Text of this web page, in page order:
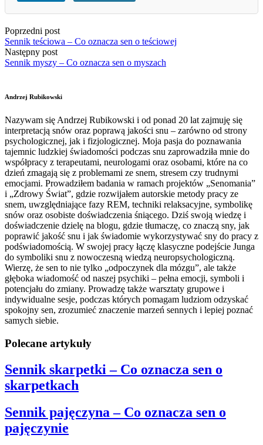
Poprzedni post
Sennik teściowa – Co oznacza sen o teściowej
Następny post
Sennik myszy – Co oznacza sen o myszach
Andrzej Rubikowski
Nazywam się Andrzej Rubikowski i od ponad 20 lat zajmuję się
interpretacją snów oraz poprawą jakości snu – zarówno od strony
psychologicznej, jak i fizjologicznej. Moja pasja do poznawania
tajemnic ludzkiej świadomości podczas snu zaprowadziła mnie do
współpracy z terapeutami, neurologami oraz osobami, które na co
dzień zmagają się z problemami ze snem, stresem czy trudnymi
emocjami. Prowadziłem badania w ramach projektów „Senomania”
i „Zdrowy Świat”, gdzie rozwijałem autorskie metody pracy ze
snem, uwzględniające fazy REM, techniki relaksacyjne, symbolikę
snów oraz osobiste doświadczenia śniącego. Dziś swoją wiedzę i
doświadczenie dzielę na blogu, gdzie tłumaczę, co znaczą sny, jak
poprawić jakość snu i jak świadomie wykorzystywać sny do pracy z
podświadomością. W swojej pracy łączę klasyczne podejście Junga
do symboliki snu z nowoczesną wiedzą neuropsychologiczną.
Wierzę, że sen to nie tylko „odpoczynek dla mózgu”, ale także
głęboka wiadomość od naszej psychiki – pełna emocji, symboli i
potencjału do zmiany. Prowadzę także warsztaty grupowe i
indywidualne sesje, podczas których pomagam ludziom odzyskać
spokojny sen, zrozumieć znaczenie marzeń sennych i lepiej poznać
samych siebie.
Polecane artykuły
Sennik skarpetki – Co oznacza sen o
skarpetkach
Sennik pajęczyna – Co oznacza sen o
pajęczynie